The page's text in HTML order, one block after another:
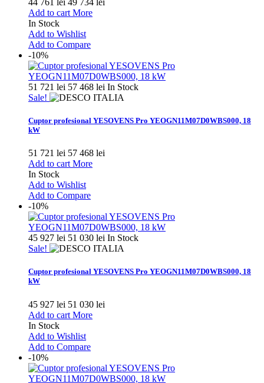
44 761 lei 49 734 lei
Add to cart More
In Stock
Add to Wishlist
Add to Compare
-10%
51 721 lei 57 468 lei In Stock
Sale!
Cuptor profesional YESOVENS Pro YEOGN11M07D0WBS000, 18
kW
51 721 lei 57 468 lei
Add to cart More
In Stock
Add to Wishlist
Add to Compare
-10%
45 927 lei 51 030 lei In Stock
Sale!
Cuptor profesional YESOVENS Pro YEOGN11M07D0WBS000, 18
kW
45 927 lei 51 030 lei
Add to cart More
In Stock
Add to Wishlist
Add to Compare
-10%